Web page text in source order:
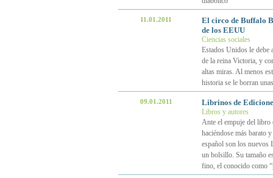
11.01.2011
El circo de Buffalo
de los EEUU
Ciencias sociales
Estados Unidos le
de la reina Victoria, y
altas miras. Al menos
historia se le borran
09.01.2011 Librinos de
Libros y autores
Ante el empuje del libro
haciéndose más barato
español son los nuevos
un bolsillo. Su tamaño
fino, el conocido como